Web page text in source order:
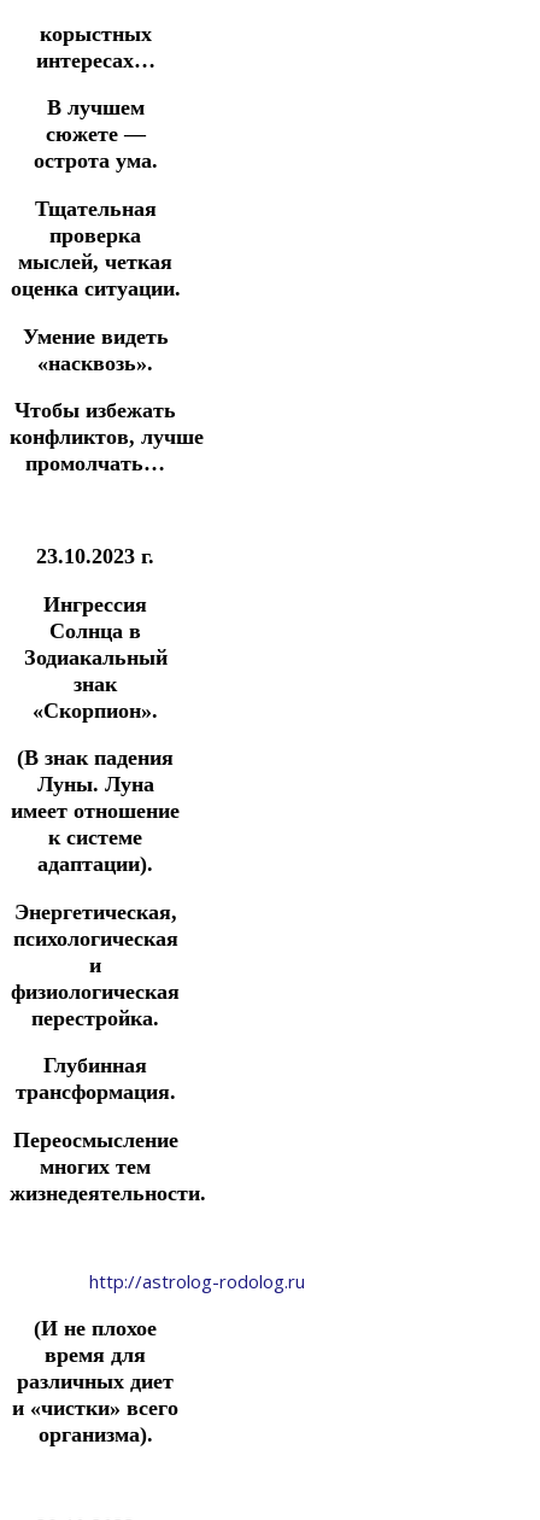
корыстных
интересах…
В лучшем
сюжете —
острота ума.
Тщательная
проверка
мыслей, четкая
оценка ситуации.
Умение видеть
«насквозь».
Чтобы избежать
конфликтов, лучше
промолчать…
23.10.2023 г.
Ингрессия
Солнца в
Зодиакальный
знак
«Скорпион».
(В знак падения
Луны. Луна
имеет отношение
к системе
адаптации).
Энергетическая,
психологическая
и
физиологическая
перестройка.
Глубинная
трансформация.
Переосмысление
многих тем
жизнедеятельности.
http://astrolog-rodolog.ru
(И не плохое
время для
различных диет
и «чистки» всего
организма).